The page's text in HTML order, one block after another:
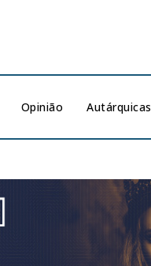
Opinião Autárquicas